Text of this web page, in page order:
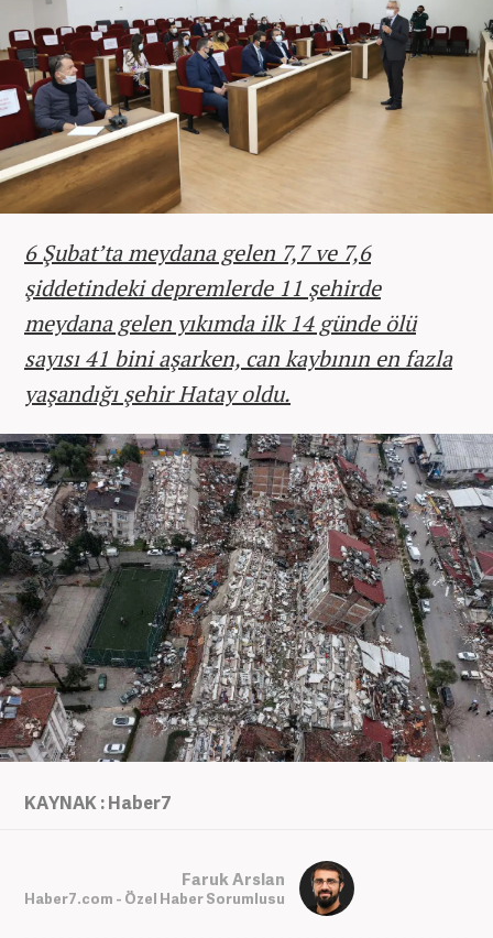
6 Şubat’ta meydana gelen 7,7 ve 7,6
şiddetindeki depremlerde 11 şehirde
meydana gelen yıkımda ilk 14 günde ölü
sayısı 41 bini aşarken, can kaybının en fazla
yaşandığı şehir Hatay oldu.
KAYNAK : Haber7
Faruk Arslan
Haber7.com - Özel Haber Sorumlusu